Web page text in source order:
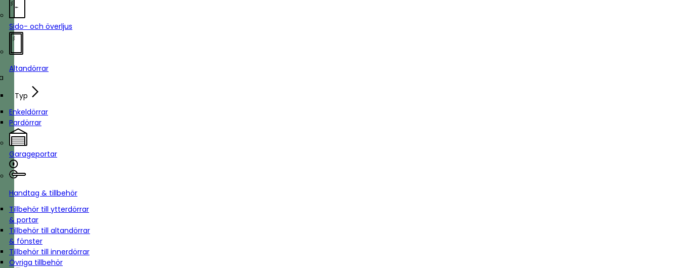
Sido- och överljus
Altandörrar
Typ
Enkeldörrar
Pardörrar
Garageportar
Handtag & tillbehör
Tillbehör till ytterdörrar
& portar
Tillbehör till altandörrar
& fönster
Tillbehör till innerdörrar
Övriga tillbehör